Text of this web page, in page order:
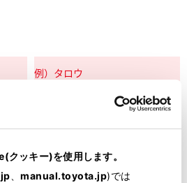
ッキー)を使用します。
manual.toyota.jp)では
住所自動入力